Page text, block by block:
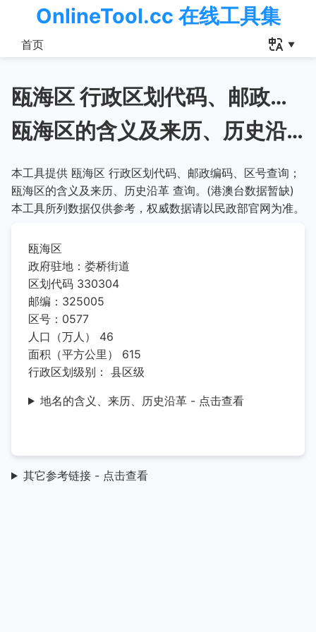
OnlineTool.cc 在线工具集
首页
瓯海区 行政区划代码、邮政编码、区号查询
瓯海区的含义及来历、历史沿革
本工具提供 瓯海区 行政区划代码、邮政编码、区号查询；
瓯海区的含义及来历、历史沿革 查询。(港澳台数据暂缺)
本工具所列数据仅供参考，权威数据请以民政部官网为准。
瓯海区
政府驻地：娄桥街道
区划代码 330304
邮编：325005
区号：0577
人口（万人） 46
面积（平方公里） 615
行政区划级别： 县区级
地名的含义、来历、历史沿革 - 点击查看
其它参考链接 - 点击查看